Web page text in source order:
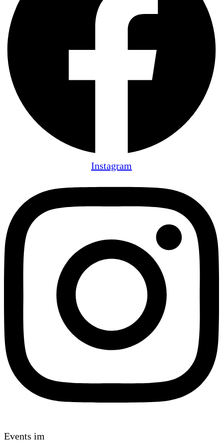
Instagram
Events im